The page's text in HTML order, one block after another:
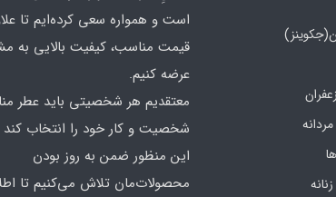
است و همواره سعی کرده‌ایم تا
قیمت مناسب، کیفیت بالایی به
عرضه کنیم.
معتقدیم هر شخصیتی باید عطر
شخصیت و کار خود را انتخاب کند
این منظور ضمن به روز بودن
محصولات‌مان تلاش می‌کنیم تا